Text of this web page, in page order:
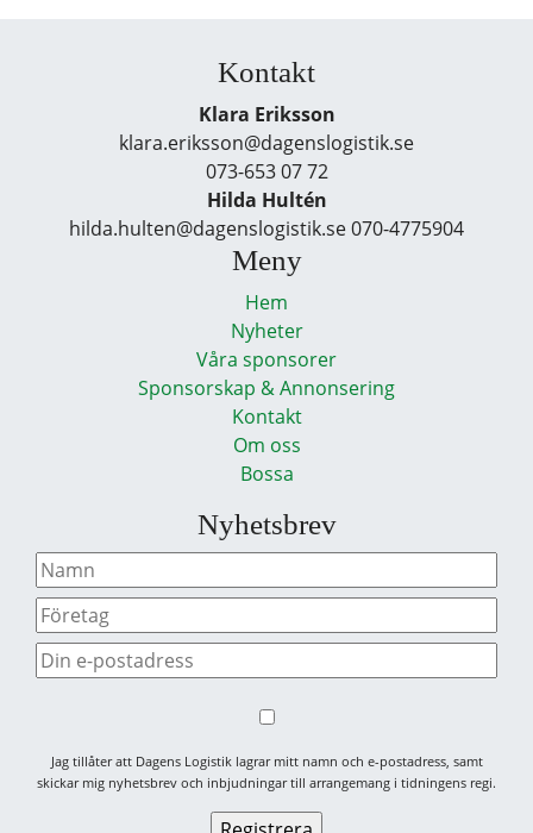
Kontakt
Klara Eriksson
klara.eriksson@dagenslogistik.se
073-653 07 72
Hilda Hultén
hilda.hulten@dagenslogistik.se 070-4775904
Meny
Hem
Nyheter
Våra sponsorer
Sponsorskap & Annonsering
Kontakt
Om oss
Bossa
Nyhetsbrev
Jag tillåter att Dagens Logistik lagrar mitt namn och e-postadress, samt
skickar mig nyhetsbrev och inbjudningar till arrangemang i tidningens regi.